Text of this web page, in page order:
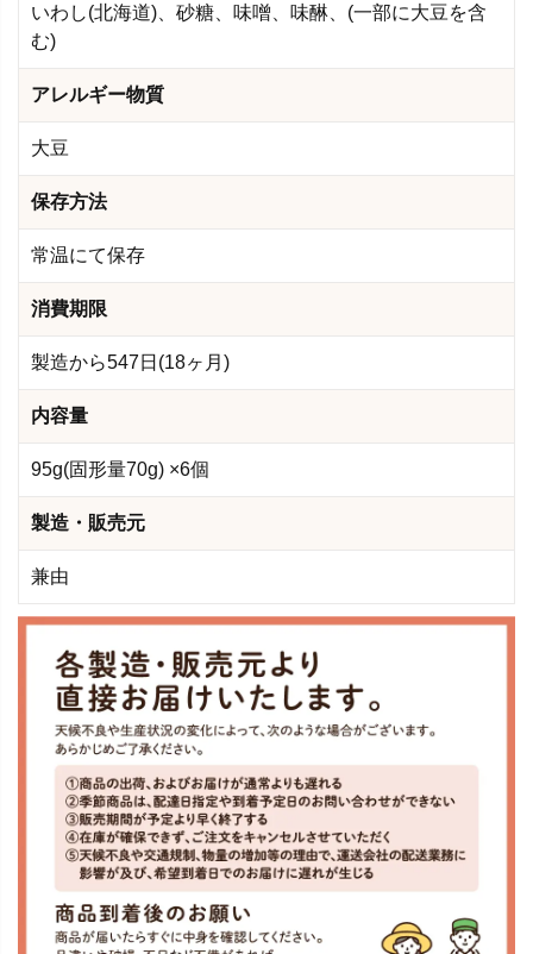
いわし(北海道)、砂糖、味噌、味醂、(一部に大豆を含
む)
アレルギー物質
大豆
保存方法
常温にて保存
消費期限
製造から547日(18ヶ月)
内容量
95g(固形量70g) ×6個
製造・販売元
兼由